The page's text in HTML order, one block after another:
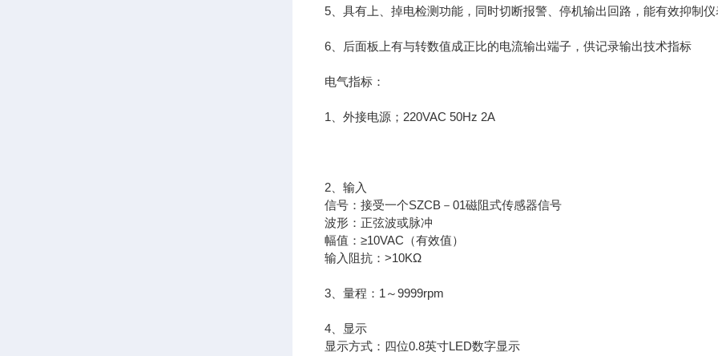
5、具有上、掉电检测功能，同时切断报警、停机输出回路，能有效抑制
6、后面板上有与转数值成正比的电流输出端子，供记录输出技术指标
电气指标：
1、外接电源；220VAC 50Hz 2A
2、输入
信号：接受一个SZCB－01磁阻式传感器信号
波形：正弦波或脉冲
幅值：≥10VAC（有效值）
输入阻抗：>10KΩ
3、量程：1～9999rpm
4、显示
显示方式：四位0.8英寸LED数字显示